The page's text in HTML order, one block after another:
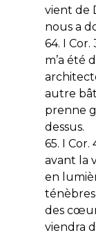
vient de
nous a
64. I
m’a été
autre
prenne
dessus.
65. I
avant la
en
ténèbres
des
viendra